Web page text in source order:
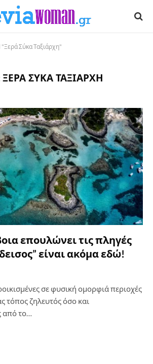
"Ξερά Σύκα Ταξιάρχη"
ΞΕΡΆ ΣΎΚΑ ΤΑΞΙΆΡΧΗ
επουλώνει τις πληγές
είναι ακόμα εδώ!
σε φυσική ομορφιά περιοχές
τόπος ζηλευτός όσο και
το…